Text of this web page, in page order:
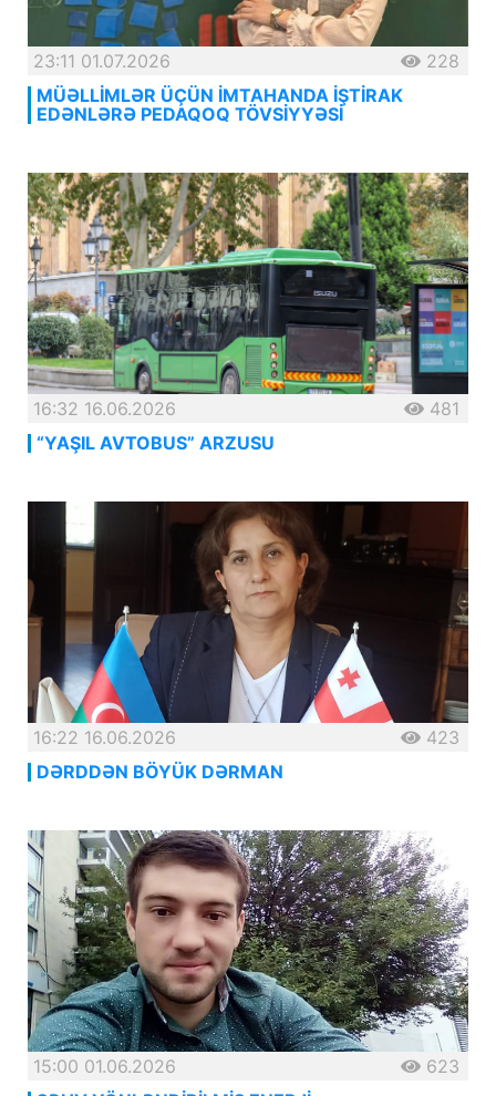
23:11 01.07.2026
228
MÜƏLLİMLƏR ÜÇÜN İMTAHANDA İŞTİRAK
EDƏNLƏRƏ PEDAQOQ TÖVSİYYƏSİ
16:32 16.06.2026
481
“YAŞIL AVTOBUS” ARZUSU
16:22 16.06.2026
423
DƏRDDƏN BÖYÜK DƏRMAN
15:00 01.06.2026
623